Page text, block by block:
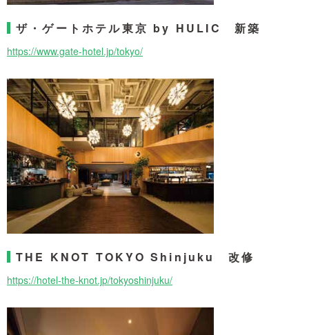
ザ・ゲートホテル東京 by HULIC 新築
https://www.gate-hotel.jp/tokyo/
THE KNOT TOKYO Shinjuku 改修
https://hotel-the-knot.jp/tokyoshinjuku/